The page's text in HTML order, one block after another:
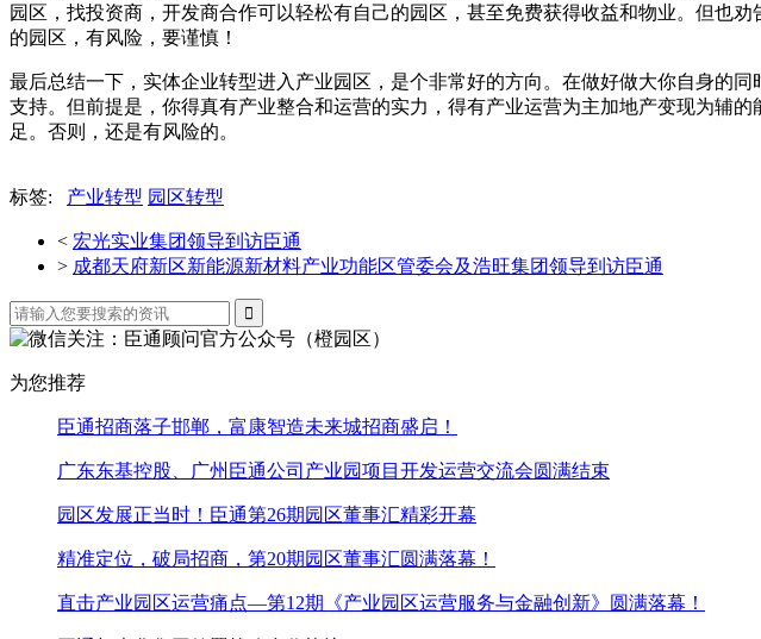
园区，找投资商，开发商合作可以轻松有自己的园区，甚至免费获得收益和物业。但也
的园区，有风险，要谨慎！
最后总结一下，实体企业转型进入产业园区，是个非常好的方向。在做好做大你自身的
支持。但前提是，你得真有产业整合和运营的实力，得有产业运营为主加地产变现为辅的
足。否则，还是有风险的。
标签: 产业转型 园区转型
< 宏光实业集团领导到访臣通
> 成都天府新区新能源新材料产业功能区管委会及浩旺集团领导到访臣通

为您推荐
臣通招商落子邯郸，富康智造未来城招商盛启！
广东东基控股、广州臣通公司产业园项目开发运营交流会圆满结束
园区发展正当时！臣通第26期园区董事汇精彩开幕
精准定位，破局招商，第20期园区董事汇圆满落幕！
直击产业园区运营痛点—第12期《产业园区运营服务与金融创新》圆满落幕！